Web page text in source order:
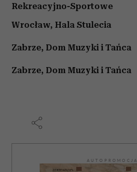
Rekreacyjno-Sportowe
Wrocław, Hala Stulecia
Zabrze, Dom Muzyki i Tańca
Zabrze, Dom Muzyki i Tańca
AUTOPROMOCJA